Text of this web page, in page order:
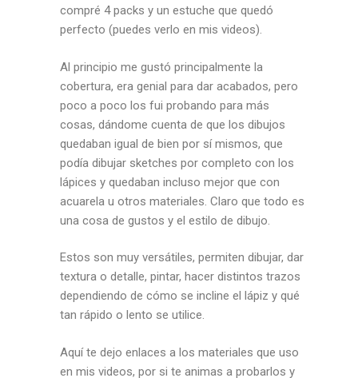
compré 4 packs y un estuche que quedó
perfecto (puedes verlo en mis videos).
Al principio me gustó principalmente la
cobertura, era genial para dar acabados, pero
poco a poco los fui probando para más
cosas, dándome cuenta de que los dibujos
quedaban igual de bien por sí mismos, que
podía dibujar sketches por completo con los
lápices y quedaban incluso mejor que con
acuarela u otros materiales. Claro que todo es
una cosa de gustos y el estilo de dibujo.
Estos son muy versátiles, permiten dibujar, dar
textura o detalle, pintar, hacer distintos trazos
dependiendo de cómo se incline el lápiz y qué
tan rápido o lento se utilice.
Aquí te dejo enlaces a los materiales que uso
en mis videos, por si te animas a probarlos y